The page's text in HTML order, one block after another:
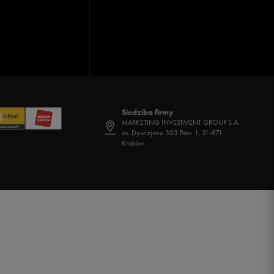
Siedziba firmy
MARKETING INVESTMENT GROUP S.A.
os. Dywizjonu 303 Paw. 1, 31-871
Kraków